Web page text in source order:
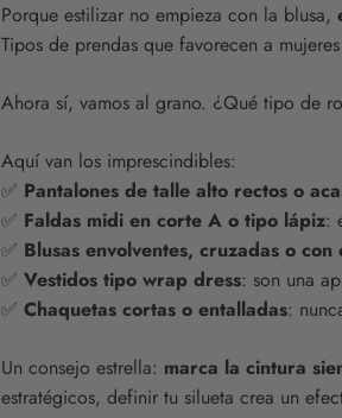
Porque estilizar no empieza con la blusa,
Tipos de prendas que favorecen a
Ahora sí, vamos al grano. ¿Qué tipo de
Aquí van los imprescindibles:
✅ Pantalones de talle alto rectos o
✅ Faldas midi en corte A o tipo lápiz:
✅ Blusas envolventes, cruzadas o con
✅ Vestidos tipo wrap dress: son una
✅ Chaquetas cortas o entalladas:
Un consejo estrella: marca la cintura
estratégicos, definir tu silueta crea un